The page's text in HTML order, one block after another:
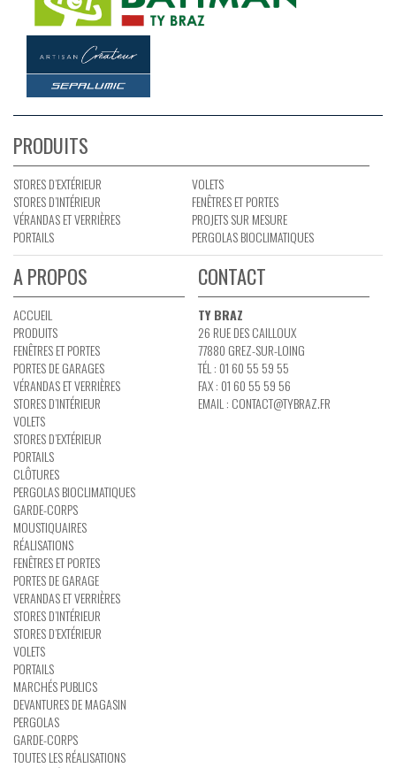
PRODUITS
STORES D’EXTÉRIEUR
STORES D’INTÉRIEUR
VÉRANDAS ET VERRIÈRES
PORTAILS
VOLETS
FENÊTRES ET PORTES
PROJETS SUR MESURE
PERGOLAS BIOCLIMATIQUES
A PROPOS
ACCUEIL
PRODUITS
FENÊTRES ET PORTES
PORTES DE GARAGES
VÉRANDAS ET VERRIÈRES
STORES D’INTÉRIEUR
VOLETS
STORES D’EXTÉRIEUR
PORTAILS
CLÔTURES
PERGOLAS BIOCLIMATIQUES
GARDE-CORPS
MOUSTIQUAIRES
RÉALISATIONS
FENÊTRES ET PORTES
PORTES DE GARAGE
VERANDAS ET VERRIÈRES
STORES D’INTÉRIEUR
STORES D’EXTÉRIEUR
VOLETS
PORTAILS
MARCHÉS PUBLICS
DEVANTURES DE MAGASIN
PERGOLAS
GARDE-CORPS
TOUTES LES RÉALISATIONS
CONTACT
TY BRAZ
26 RUE DES CAILLOUX
77880 GREZ-SUR-LOING
TÉL : 01 60 55 59 55
FAX : 01 60 55 59 56
EMAIL : CONTACT@TYBRAZ.FR